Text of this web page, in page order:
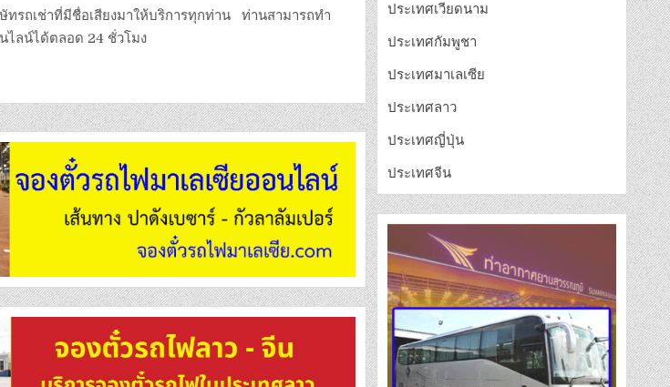
ทรถเช่าที่มีชื่อเสียงมาให้บริการทุกท่าน ท่านสามารถทำ
นไลน์ได้ตลอด 24 ชั่วโมง
ประเทศเวียดนาม
ประเทศกัมพูชา
ประเทศมาเลเซีย
ประเทศลาว
ประเทศญี่ปุ่น
ประเทศจีน